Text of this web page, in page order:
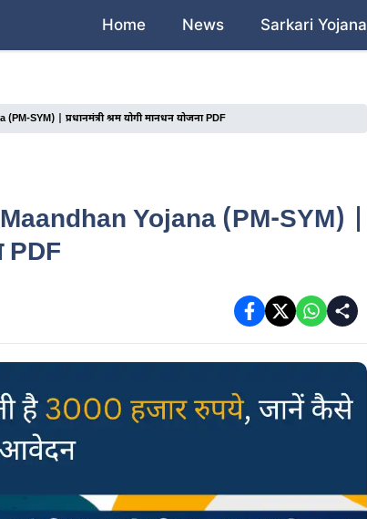
Home News Sarkari Yojana
SYM) | प्रधानमंत्री श्रम योगी मानधन योजना PDF
Yojana (PM-SYM) |
PDF